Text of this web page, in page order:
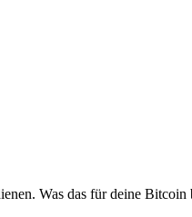
Was das für deine Bitcoin